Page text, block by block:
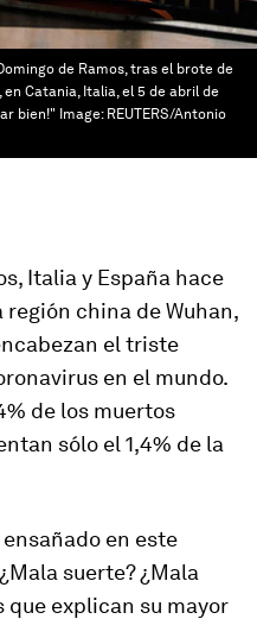
de Ramos, tras el brote de
Catania, Italia, el 5 de abril de
bien!" Image: REUTERS/Antonio
Italia y España hace
china de Wuhan,
el triste
en el mundo.
de los muertos
sólo el 1,4% de la
ensañado en este
suerte? ¿Mala
que explican su mayor